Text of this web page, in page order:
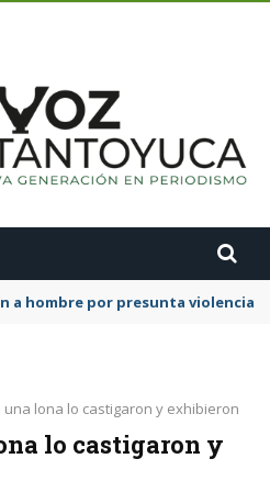
calcinado tras incendio
una lona lo castigaron y exhibieron
lo castigaron y